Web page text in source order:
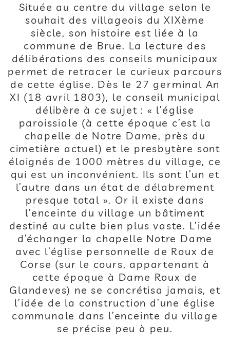
Située au centre du village selon le
souhait des villageois du XIXème
siècle, son histoire est liée à la
commune de Brue. La lecture des
délibérations des conseils municipaux
permet de retracer le curieux parcours
de cette église. Dès le 27 germinal An
XI (18 avril 1803), le conseil municipal
délibère à ce sujet : « l’église
paroissiale (à cette époque c’est la
chapelle de Notre Dame, près du
cimetière actuel) et le presbytère sont
éloignés de 1000 mètres du village, ce
qui est un inconvénient. Ils sont l’un et
l’autre dans un état de délabrement
presque total ». Or il existe dans
l’enceinte du village un bâtiment
destiné au culte bien plus vaste. L’idée
d’échanger la chapelle Notre Dame
avec l’église personnelle de Roux de
Corse (sur le cours, appartenant à
cette époque à Dame Roux de
Glandeves) ne se concrétisa jamais, et
l’idée de la construction d’une église
communale dans l’enceinte du village
se précise peu à peu.